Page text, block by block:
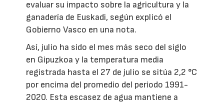
evaluar su impacto sobre la agricultura y la
ganadería de Euskadi, según explicó el
Gobierno Vasco en una nota.
Así, julio ha sido el mes más seco del siglo
en Gipuzkoa y la temperatura media
registrada hasta el 27 de julio se sitúa 2,2 °C
por encima del promedio del periodo 1991-
2020. Esta escasez de agua mantiene a